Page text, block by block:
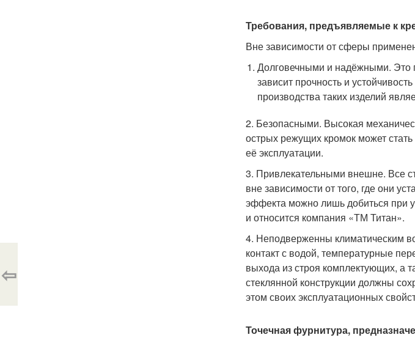
Требования, предъявляемые к
Вне зависимости от сферы
Долговечными и надёжными. Это
зависит прочность и
производства таких изделий
2. Безопасными. Высокая
острых режущих кромок может
её эксплуатации.
3. Привлекательными внешне. Все
вне зависимости от того, где они
эффекта можно лишь добиться при
и относится компания «ТМ Титан».
4. Неподверженны климатическим
контакт с водой, температурные
выхода из строя комплектующих, а
стеклянной конструкции должны
этом своих эксплуатационных
Точечная фурнитура,
⇦